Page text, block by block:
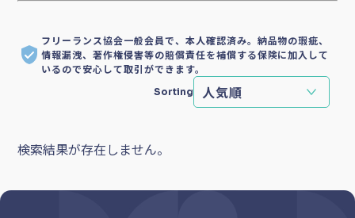
フリーランス協会一般会員で、本人確認済み。納品物の瑕疵、
情報漏洩、著作権侵害等の賠償責任を補償する保険に加入して
いるので安心して取引ができます。
Sorting
検索結果が存在しません。